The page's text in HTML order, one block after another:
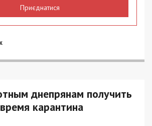
Приєднатися
днепрянам получить
карантина